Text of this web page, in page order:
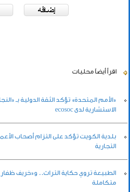
اقرأ أيضاً محليات
«الأمم المتحدة» تؤكد الثقة الدولية بـ
الاستشارية لدى ecosoc
بلدية الكويت تؤكد على التزام أصحاب
التجارية
متكاملة